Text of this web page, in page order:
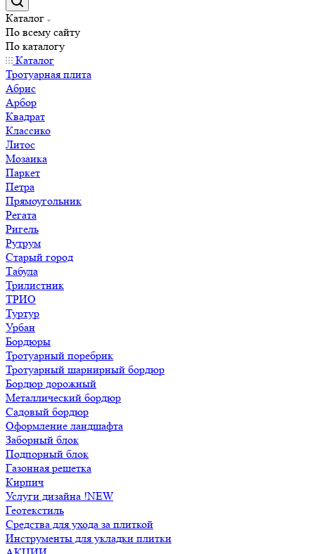
Каталог
По всему сайту
По каталогу
Каталог
Тротуарная плита
Абрис
Арбор
Квадрат
Классико
Литос
Мозаика
Паркет
Петра
Прямоугольник
Регата
Ригель
Рутрум
Старый город
Табула
Трилистник
ТРИО
Туртур
Урбан
Бордюры
Тротуарный поребрик
Тротуарный шарнирный бордюр
Бордюр дорожный
Металлический бордюр
Садовый бордюр
Оформление ландшафта
Заборный блок
Подпорный блок
Газонная решетка
Кирпич
Услуги дизайна !NEW
Геотекстиль
Средства для ухода за плиткой
Инструменты для укладки плитки